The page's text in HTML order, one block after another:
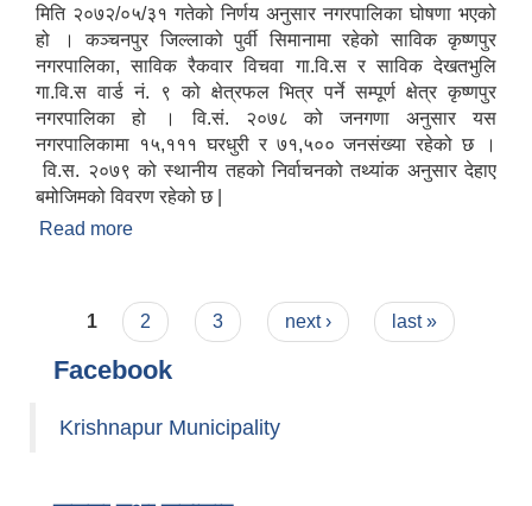
मिति २०७२/०५/३१ गतेको निर्णय अनुसार नगरपालिका घोषणा भएको
हो । कञ्चनपुर जिल्लाको पुर्वी सिमानामा रहेको साविक कृष्णपुर
नगरपालिका, साविक रैकवार विचवा गा.वि.स र साविक देखतभुलि
गा.वि.स वार्ड नं. ९ को क्षेत्रफल भित्र पर्ने सम्पूर्ण क्षेत्र कृष्णपुर
नगरपालिका हो । वि.सं. २०७८ को जनगणा अनुसार यस
नगरपालिकामा १५,१११ घरधुरी र ७१,५०० जनसंख्या रहेको छ ।
वि.स. २०७९ को स्थानीय तहको निर्वाचनको तथ्यांक अनुसार देहाए
बमोजिमको विवरण रहेको छ |
Read more
Pages
1 2 3 next › last »
Facebook
Krishnapur Municipality